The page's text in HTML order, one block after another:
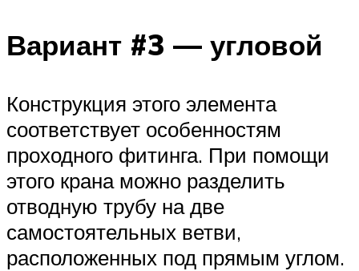
Вариант #3 — угловой
Конструкция этого элемента
соответствует особенностям
проходного фитинга. При помощи
этого крана можно разделить
отводную трубу на две
самостоятельных ветви,
расположенных под прямым углом.